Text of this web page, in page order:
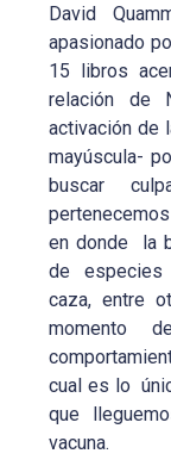
David
apasionado
15 libros
relación de
activación de
mayúscula-
buscar
en donde la
de especies
caza, entre
momento
cual es lo
que
vacuna.